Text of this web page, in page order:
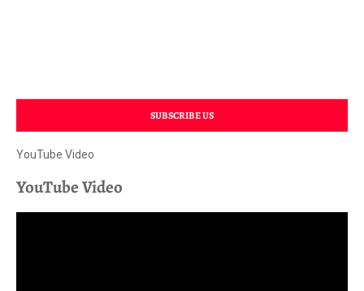
SUBSCRIBE US
YouTube Video
YouTube Video